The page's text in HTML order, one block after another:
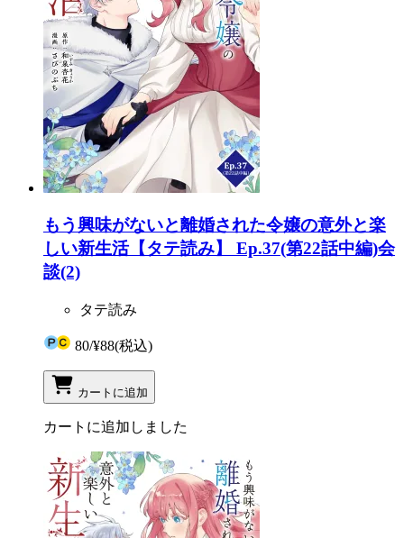
もう興味がないと離婚された令嬢の意外と楽
しい新生活【タテ読み】 Ep.37(第22話中編)会
談(2)
タテ読み
80/¥88(税込)
カートに追加
カートに追加しました